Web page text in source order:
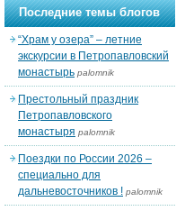
Последние темы блогов
“Храм у озера” – летние
экскурсии в Петропавловский
монастырь palomnik
Престольный праздник
Петропавловского
монастыря palomnik
Поездки по России 2026 –
специально для
дальневосточников ! palomnik